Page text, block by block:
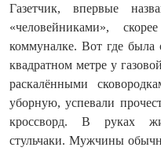
Газетчик, впервые
«человейниками»,
коммуналке. Вот где
квадратном метре у
раскалёнными
уборную, успевали
кроссворд. В руках
стульчаки. Мужчины